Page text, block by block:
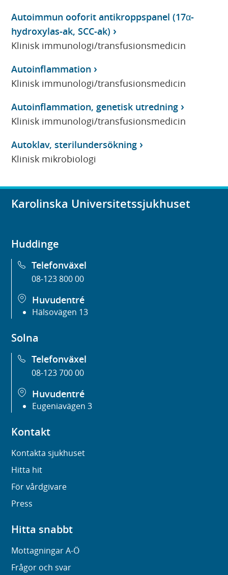
Autoimmun ooforit antikroppspanel (17α-
hydroxylas-ak, SCC-ak)
Klinisk immunologi/transfusionsmedicin
Autoinflammation
Klinisk immunologi/transfusionsmedicin
Autoinflammation, genetisk utredning
Klinisk immunologi/transfusionsmedicin
Autoklav, sterilundersökning
Klinisk mikrobiologi
Karolinska Universitetssjukhuset
Huddinge
Telefonväxel
08-123 800 00
Huvudentré
Hälsovägen 13
Solna
Telefonväxel
08-123 700 00
Huvudentré
Eugeniavägen 3
Kontakt
Kontakta sjukhuset
Hitta hit
För vårdgivare
Press
Hitta snabbt
Mottagningar A-Ö
Frågor och svar